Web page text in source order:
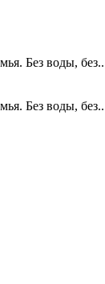
Без воды,
Без воды,